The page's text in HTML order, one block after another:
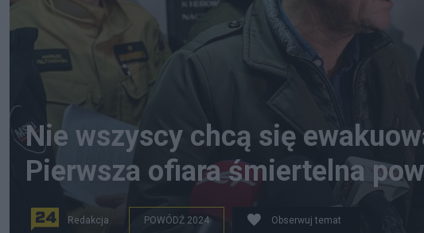
Nie wszyscy chcą się
Pierwsza ofiara śmiertelna
Redakcja POWÓDŹ 2024 Obserwuj temat